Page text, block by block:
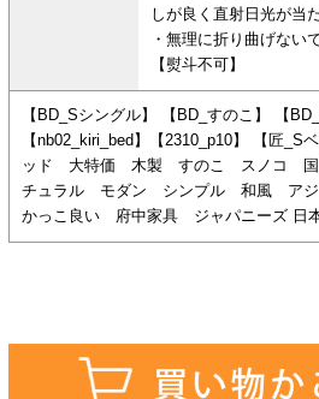
しが良く直射日光が当
・無理に折り曲げない
【熨斗不可】
【BD_Sシングル】 【BD_すのこ】 【
【nb02_kiri_bed】【2310_p10】 【匠
ッド 大特価 木製 すのこ スノコ
チュラル モダン シンプル 和風 ア
かっこ良い 府中家具 ジャパニーズ 日